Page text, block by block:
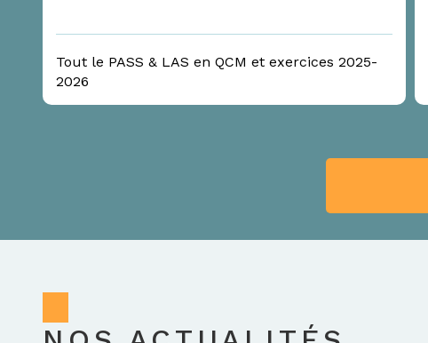
Tout le PASS & LAS en QCM et exercices 2025-
2026